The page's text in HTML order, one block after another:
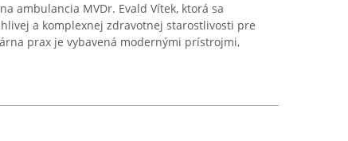
ambulancia MVDr. Evald Vítek, ktorá sa
a komplexnej zdravotnej starostlivosti pre
prax je vybavená modernými prístrojmi,